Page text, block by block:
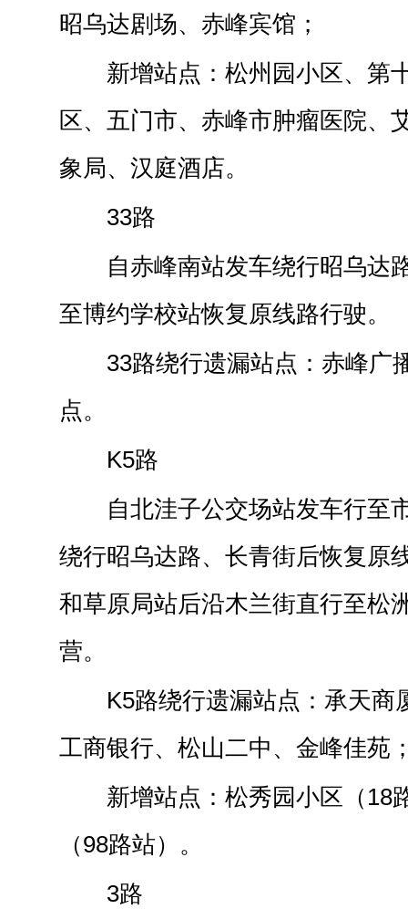
昭乌达剧场、赤峰宾馆；
新增站点：松州园小区、第
区、五门市、赤峰市肿瘤医院、
象局、汉庭酒店。
33路
自赤峰南站发车绕行昭乌达
至博约学校站恢复原线路行驶。
33路绕行遗漏站点：赤峰广
点。
K5路
自北洼子公交场站发车行至
绕行昭乌达路、长青街后恢复原
和草原局站后沿木兰街直行至松
营。
K5路绕行遗漏站点：承天商
工商银行、松山二中、金峰佳苑
新增站点：松秀园小区（18
（98路站）。
3路